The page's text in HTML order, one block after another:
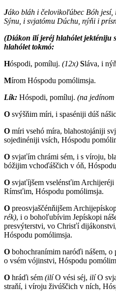
Jáko bláh i čelovikoľúbec Bóh jesí,
Sýnu, i svjatómu Dúchu, nýňi i
(Diákon ilí jeréj hlahólet jekténiju
hlahólet tokmó:
Hóspodi, pomíluj. (12x) Sláva, i
Mírom Hóspodu pomólimsja.
Lík: Hóspodi, pomíluj. (na
O svýšňim míri, i spaséniji dúš
O míri vsehó míra, blahostojániji
sojedinéniji vsích, Hóspodu
O svjaťím chrámi sém, i s víroju,
bóžijim vchoďáščich v óň,
O svjaťíjšem vselénsťim Archijeréji
Rímsťim, Hóspodu pomólimsja.
O preosvjaščénňijšem
rék), i o bohoľubívim Jepískopi
presvýterstvi, vo Chrisťí
Hóspodu pomólimsja.
O bohochranímim naróďi nášem, o
o vsém vójinstvi, Hóspodu
O hráďi sém (ilíO vési séj, ilíO
straňí, i víroju živúščich v ních,